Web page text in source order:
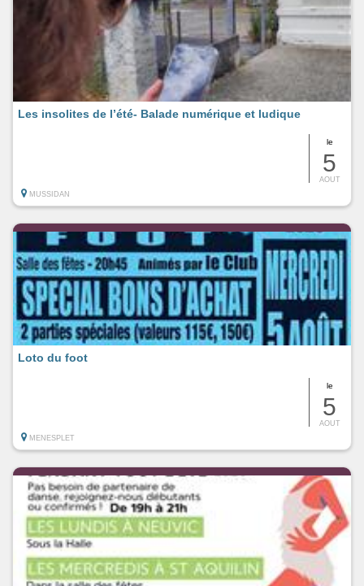
le
5
AOUT
Les insolites de l’été- Balade numérique et ludique
MUSSIDAN
le
5
AOUT
Loto du foot
MENESPLET